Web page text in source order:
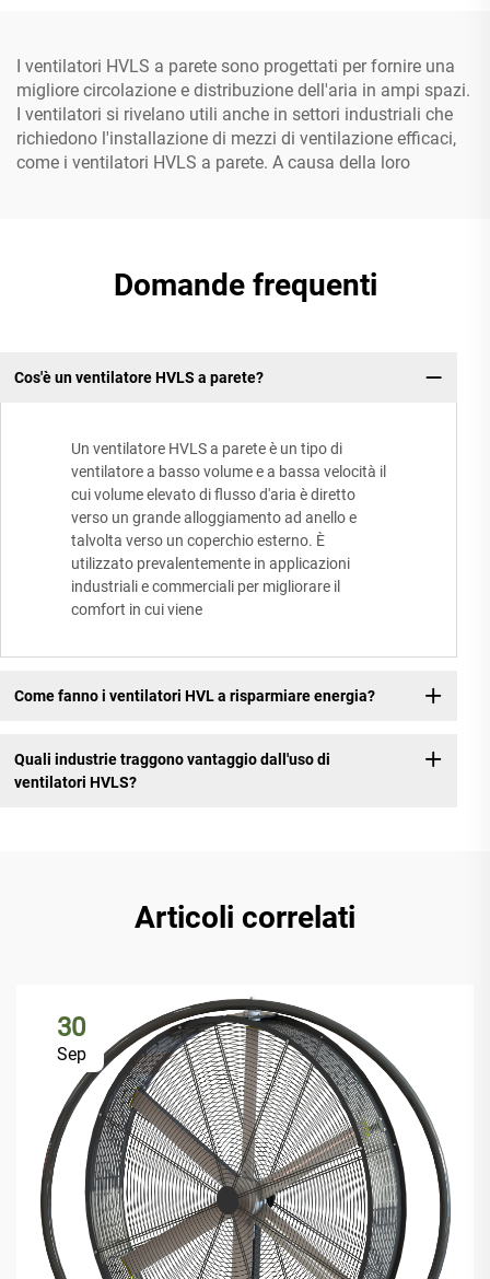
I ventilatori HVLS a parete sono progettati per fornire una
migliore circolazione e distribuzione dell'aria in ampi spazi.
I ventilatori si rivelano utili anche in settori industriali che
richiedono l'installazione di mezzi di ventilazione efficaci,
come i ventilatori HVLS a parete. A causa della loro
Domande frequenti
Cos'è un ventilatore HVLS a parete?
Un ventilatore HVLS a parete è un tipo di
ventilatore a basso volume e a bassa velocità il
cui volume elevato di flusso d'aria è diretto
verso un grande alloggiamento ad anello e
talvolta verso un coperchio esterno. È
utilizzato prevalentemente in applicazioni
industriali e commerciali per migliorare il
comfort in cui viene
Come fanno i ventilatori HVL a risparmiare energia?
Quali industrie traggono vantaggio dall'uso di
ventilatori HVLS?
Articoli correlati
30
Sep